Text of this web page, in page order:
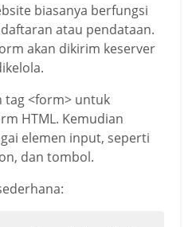
biasanya berfungsi
atau pendataan.
akan dikirim keserver
tag <form> untuk
HTML. Kemudian
elemen input, seperti
dan tombol.